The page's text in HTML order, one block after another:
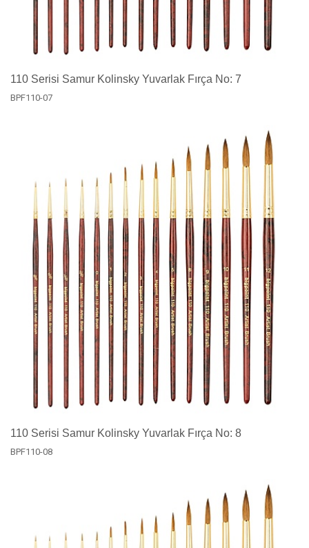
110 Serisi Samur Kolinsky Yuvarlak Fırça No: 7
BPF110-07
110 Serisi Samur Kolinsky Yuvarlak Fırça No: 8
BPF110-08